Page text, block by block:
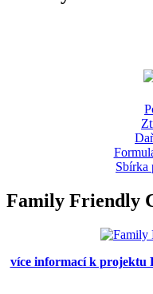
Sbírka
Family Friendly
více informací k projektu